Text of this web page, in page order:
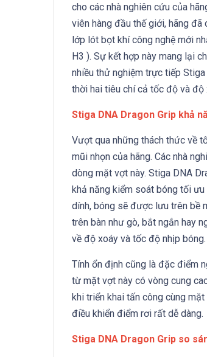
cho các nhà nghiên cứu của
viên hàng đầu thế giới, hãng
lớp lót bọt khí công nghệ mới
H3 ). Sự kết hợp này mang lại
nhiều thử nghiệm trực tiếp
thời hai tiêu chí cả tốc độ và độ
Stiga DNA Dragon Grip khả
Vượt qua những thách thức về
mũi nhọn của hãng. Các nhà
dòng mặt vợt này. Stiga DNA
khả năng kiểm soát bóng tối
dính, bóng sẽ được lưu trên bề
trên bàn như gò, bắt ngắn hay
về độ xoáy và tốc độ nhịp bóng.
Tính ổn định cũng là đặc điểm
từ mặt vợt này có vòng cung
khi triển khai tấn công cùng
điều khiển điểm rơi rất dễ dàng.
Stiga DNA Dragon Grip so